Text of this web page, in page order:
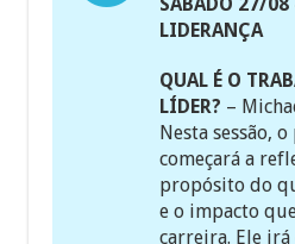
LIDERANÇA
QUAL É O
LÍDER? –
Nesta sessão,
começará a
propósito do
e o impacto
carreira. Ele